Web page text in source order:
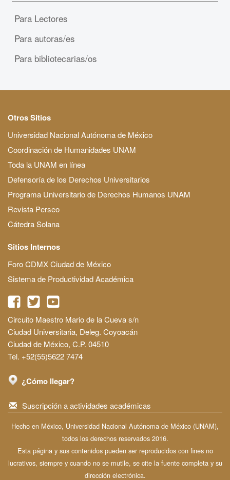
Para Lectores
Para autoras/es
Para bibliotecarias/os
Otros Sitios
Universidad Nacional Autónoma de México
Coordinación de Humanidades UNAM
Toda la UNAM en línea
Defensoría de los Derechos Universitarios
Programa Universitario de Derechos Humanos UNAM
Revista Perseo
Cátedra Solana
Sitios Internos
Foro CDMX Ciudad de México
Sistema de Productividad Académica
Circuito Maestro Mario de la Cueva s/n
Ciudad Universitaria, Deleg. Coyoacán
Ciudad de México, C.P. 04510
Tel. +52(55)5622 7474
¿Cómo llegar?
Suscripción a actividades académicas
Hecho en México, Universidad Nacional Autónoma de México (UNAM),
todos los derechos reservados 2016.
Esta página y sus contenidos pueden ser reproducidos con fines no
lucrativos, siempre y cuando no se mutile, se cite la fuente completa y su
dirección electrónica.